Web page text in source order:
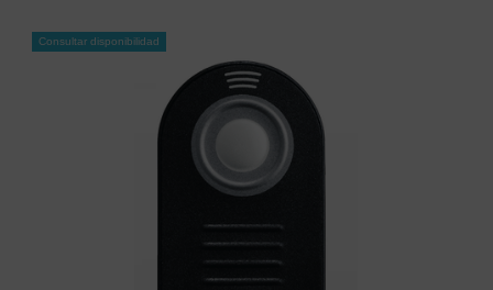
Consultar disponibilidad